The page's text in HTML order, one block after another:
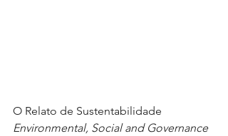
O Relato de Sustentabilidade
Environmental, Social and Governance